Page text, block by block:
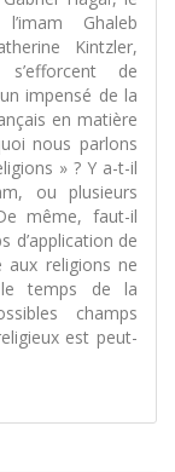
Ghaleb
Kintzler,
de
impensé de la
en matière
nous parlons
» ? Y a-t-il
ou plusieurs
même, faut-il
d’application de
aux religions ne
le temps de la
champs
est peut-